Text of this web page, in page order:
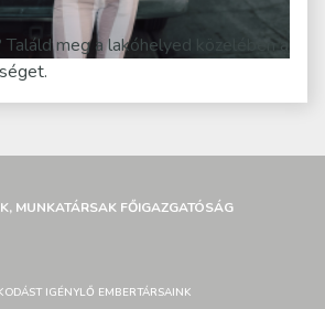
meg a lakóhelyed közelében a
MUNKATÁRSAK FŐIGAZGATÓSÁG
IGÉNYLŐ EMBERTÁRSAINK